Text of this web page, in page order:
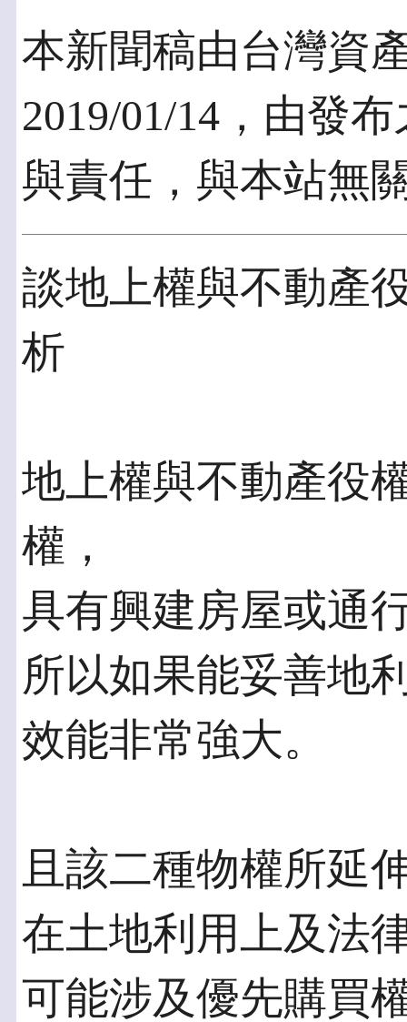
本新聞稿由台灣資
2019/01/14，由發
與責任，與本站無
談地上權與不動產
析
地上權與不動產役
權，
具有興建房屋或通
所以如果能妥善地
效能非常強大。
且該二種物權所延
在土地利用上及法
可能涉及優先購買